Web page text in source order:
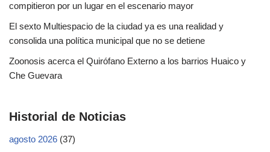
compitieron por un lugar en el escenario mayor
El sexto Multiespacio de la ciudad ya es una realidad y
consolida una política municipal que no se detiene
Zoonosis acerca el Quirófano Externo a los barrios Huaico y
Che Guevara
Historial de Noticias
agosto 2026 (37)